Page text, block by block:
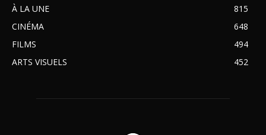
À LA UNE
815
CINÉMA
648
FILMS
494
ARTS VISUELS
452